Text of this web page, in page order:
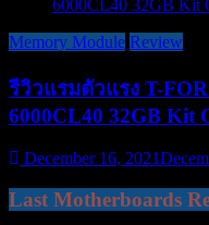
Memory Module Review
รีวิวแรมตัวแรง T-
6000CL40 32GB Kit
December 16, 2021
Last Motherboards